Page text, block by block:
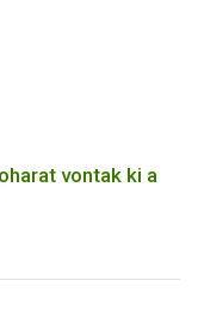
vontak ki a